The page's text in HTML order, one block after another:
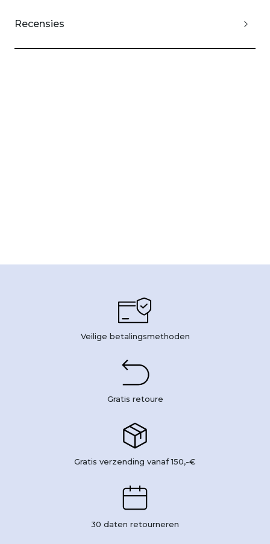
Recensies
Veilige betalingsmethoden
Gratis retoure
Gratis verzending vanaf 150,-€
30 daten retourneren